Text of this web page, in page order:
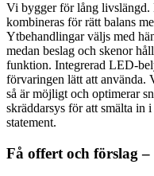
Vi bygger för lång
kombineras för rätt balans
Ytbehandlingar väljs med
medan beslag och skenor
funktion. Integrerad
förvaringen lätt att
så är möjligt och optimerar
skräddarsys för att smälta in
statement.
Få offert och förslag